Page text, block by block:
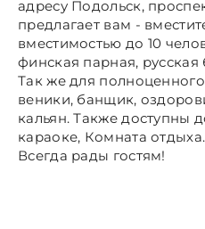
адресу Подольск,
предлагает вам -
вместимостью до 10
финская парная,
Так же для
веники, банщик,
кальян. Также доступны
караоке, Комната отдыха.
Всегда рады гостям!